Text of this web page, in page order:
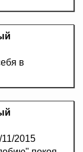
в
2015